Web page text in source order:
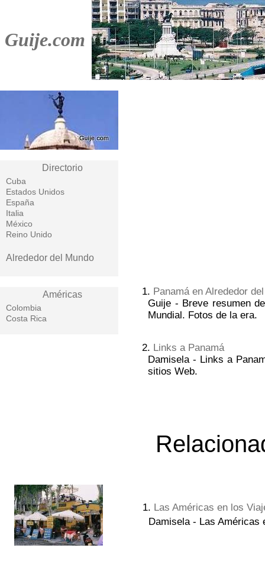
Guije.com
Directorio
Cuba
Estados Unidos
España
Italia
México
Reino Unido
Alrededor del Mundo
Américas
Colombia
Costa Rica
1. Panamá en Alrededor
Guije - Breve resumen
Mundial. Fotos de la era.
2. Links a Panamá
Damisela - Links a
sitios Web.
1. Las Américas en los
Damisela - Las Américas